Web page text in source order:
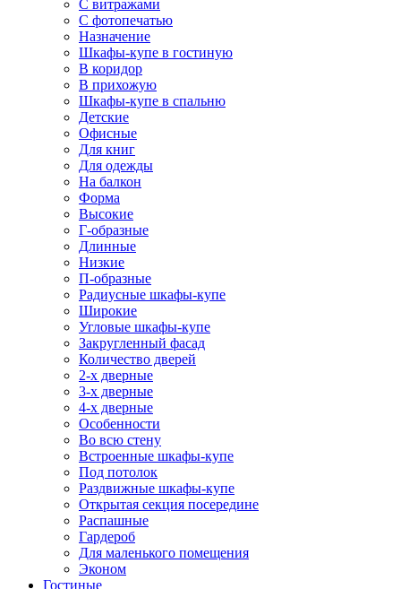
С витражами
С фотопечатью
Назначение
Шкафы-купе в гостиную
В коридор
В прихожую
Шкафы-купе в спальню
Детские
Офисные
Для книг
Для одежды
На балкон
Форма
Высокие
Г-образные
Длинные
Низкие
П-образные
Радиусные шкафы-купе
Широкие
Угловые шкафы-купе
Закругленный фасад
Количество дверей
2-х дверные
3-х дверные
4-х дверные
Особенности
Во всю стену
Встроенные шкафы-купе
Под потолок
Раздвижные шкафы-купе
Открытая секция посередине
Распашные
Гардероб
Для маленького помещения
Эконом
Гостиные